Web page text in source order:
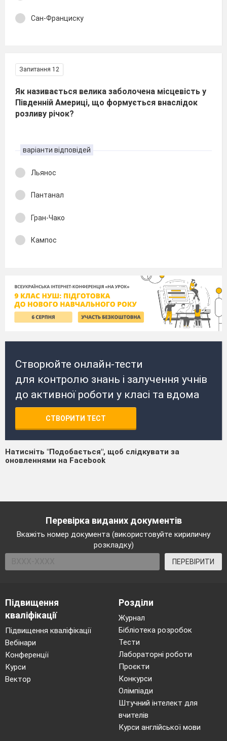
Сан-Франциску
Запитання 12
Як називається велика заболочена місцевість у
Південній Америці, що формується внаслідок
розливу річок?
варіанти відповідей
Льянос
Пантанал
Гран-Чако
Кампос
Створюйте онлайн-тести
для контролю знань і залучення учнів
до активної роботи у класі та вдома
СТВОРИТИ ТЕСТ
Натисніть "Подобається", щоб слідкувати за
оновленнями на Facebook
Перевірка виданих документів
Вкажіть номер документа (використовуйте кириличну
розкладку)
ПЕРЕВІРИТИ
Підвищення
кваліфікації
Підвищення кваліфікації
Вебінари
Конференції
Курси
Вектор
Розділи
Журнал
Бібліотека розробок
Тести
Лабораторні роботи
Проєкти
Конкурси
Олімпіади
Штучний інтелект для
вчителів
Курси англійської мови